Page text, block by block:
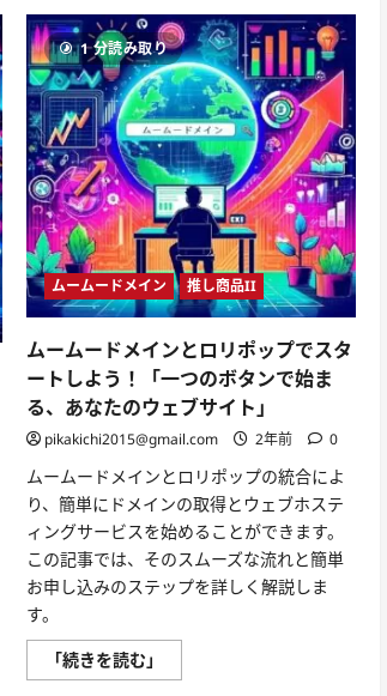
ト
サ
イ
ト
可
能
レ
ン
タ
ル
サ
ー
バ
ー
は
mixhost（ミ
ッ
ク
ス
ホ
ス
ト）
お
ス
ス
に
つ
い
て
さ
ら
に
読
1 分読み取り
ムームードメイン 推し商品II
ムームードメインとロリポップでスタ
ートしよう！「一つのボタンで始ま
る、あなたのウェブサイト」
pikakichi2015@gmail.com 2年前 0
ムームードメインとロリポップの統合によ
り、簡単にドメインの取得とウェブホステ
ィングサービスを始めることができます。
この記事では、そのスムーズな流れと簡単
お申し込みのステップを詳しく解説しま
す。
「続きを読む」
ー